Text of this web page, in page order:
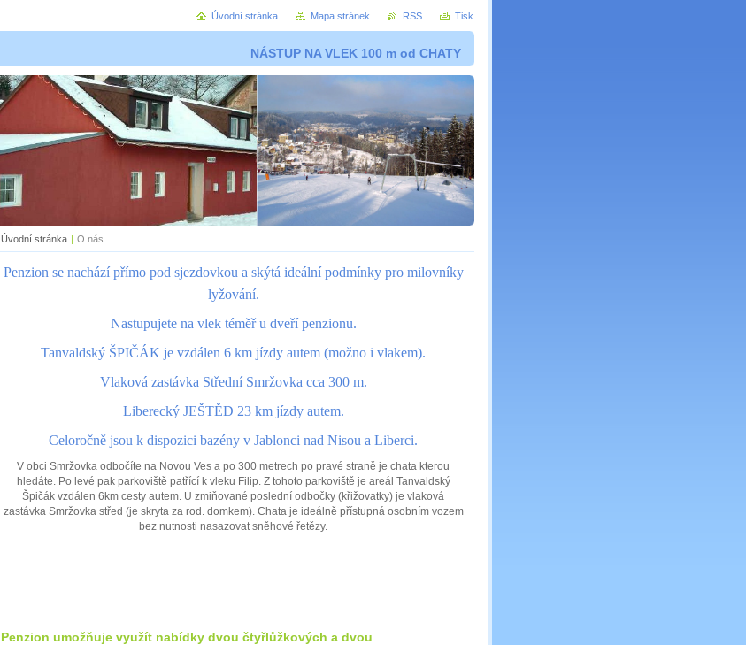
NÁSTUP NA VLEK 100 m od CHATY
Úvodní stránka | O nás
Penzion se nachází přímo pod sjezdovkou a skýtá ideální podmínky pro milovníky
lyžování.
Nastupujete na vlek téměř u dveří penzionu.
Tanvaldský ŠPIČÁK je vzdálen 6 km jízdy autem (možno i vlakem).
Vlaková zastávka Střední Smržovka cca 300 m.
Liberecký JEŠTĚD 23 km jízdy autem.
Celoročně jsou k dispozici bazény v Jablonci nad Nisou a Liberci.
V obci Smržovka odbočíte na Novou Ves a po 300 metrech po pravé straně je chata kterou
hledáte. Po levé pak parkoviště patřící k vleku Filip. Z tohoto parkoviště je areál Tanvaldský
Špičák vzdálen 6km cesty autem. U zmiňované poslední odbočky (křižovatky) je vlaková
zastávka Smržovka střed (je skryta za rod. domkem). Chata je ideálně přístupná osobním vozem
bez nutnosti nasazovat sněhové řetězy.
Penzion umožňuje využít nabídky dvou čtyřlůžkových a dvou
Úvodní stránka Mapa stránek RSS Tisk